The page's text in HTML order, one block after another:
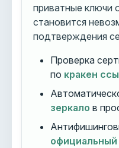
приватные ключи
становится
подтверждения
Проверка
по кракен
зеркало в
официальный